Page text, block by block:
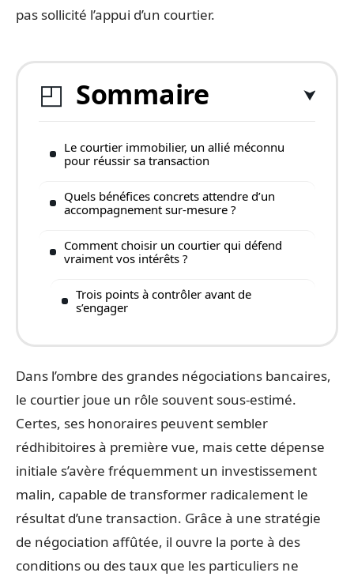
pas sollicité l’appui d’un courtier.
Sommaire
Le courtier immobilier, un allié méconnu
pour réussir sa transaction
Quels bénéfices concrets attendre d’un
accompagnement sur-mesure ?
Comment choisir un courtier qui défend
vraiment vos intérêts ?
Trois points à contrôler avant de
s’engager
Dans l’ombre des grandes négociations bancaires,
le courtier joue un rôle souvent sous-estimé.
Certes, ses honoraires peuvent sembler
rédhibitoires à première vue, mais cette dépense
initiale s’avère fréquemment un investissement
malin, capable de transformer radicalement le
résultat d’une transaction. Grâce à une stratégie
de négociation affûtée, il ouvre la porte à des
conditions ou des taux que les particuliers ne